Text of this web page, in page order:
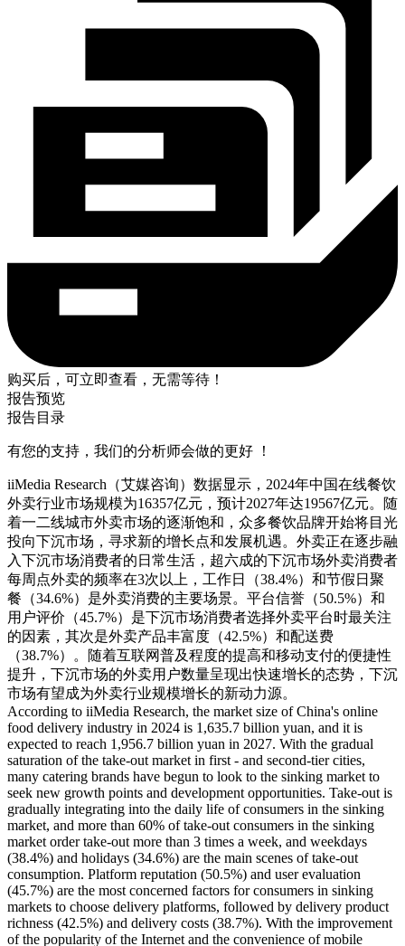
购买后，可立即查看，无需等待！
报告预览
报告目录
有您的支持，我们的分析师会做的更好 ！
iiMedia Research（艾媒咨询）数据显示，2024年中国在线餐饮
外卖行业市场规模为16357亿元，预计2027年达19567亿元。随
着一二线城市外卖市场的逐渐饱和，众多餐饮品牌开始将目光
投向下沉市场，寻求新的增长点和发展机遇。外卖正在逐步融
入下沉市场消费者的日常生活，超六成的下沉市场外卖消费者
每周点外卖的频率在3次以上，工作日（38.4%）和节假日聚
餐（34.6%）是外卖消费的主要场景。平台信誉（50.5%）和
用户评价（45.7%）是下沉市场消费者选择外卖平台时最关注
的因素，其次是外卖产品丰富度（42.5%）和配送费
（38.7%）。随着互联网普及程度的提高和移动支付的便捷性
提升，下沉市场的外卖用户数量呈现出快速增长的态势，下沉
市场有望成为外卖行业规模增长的新动力源。
According to iiMedia Research, the market size of China's online
food delivery industry in 2024 is 1,635.7 billion yuan, and it is
expected to reach 1,956.7 billion yuan in 2027. With the gradual
saturation of the take-out market in first - and second-tier cities,
many catering brands have begun to look to the sinking market to
seek new growth points and development opportunities. Take-out is
gradually integrating into the daily life of consumers in the sinking
market, and more than 60% of take-out consumers in the sinking
market order take-out more than 3 times a week, and weekdays
(38.4%) and holidays (34.6%) are the main scenes of take-out
consumption. Platform reputation (50.5%) and user evaluation
(45.7%) are the most concerned factors for consumers in sinking
markets to choose delivery platforms, followed by delivery product
richness (42.5%) and delivery costs (38.7%). With the improvement
of the popularity of the Internet and the convenience of mobile